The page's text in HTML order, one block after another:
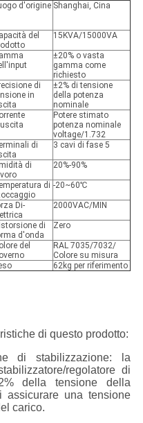
d'origine Shanghai, Cina
del
15KVA/15000VA
±20% o vasta
gamma come
richiesto
di
in
±2% di tensione
della potenza
nominale
Potere stimato
potenza nominale
voltage/1.732
di
3 cavi di fase 5
di
20%-90%
di -20~60℃
Di-
2000VAC/MIN
di
d'onda
Zero
del
RAL 7035/7032/
Colore su misura
62kg per riferimento
di questo prodotto:
di stabilizzazione: la
regolatore di
della tensione della
assicurare una tensione
carico.